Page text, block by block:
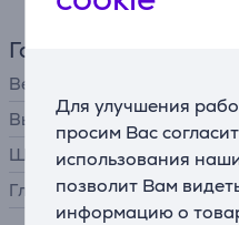
Для улучшения
просим Вас
использования
позволит Вам
информацию о
Габариты
Вес
Высота
Ширина
Глубина